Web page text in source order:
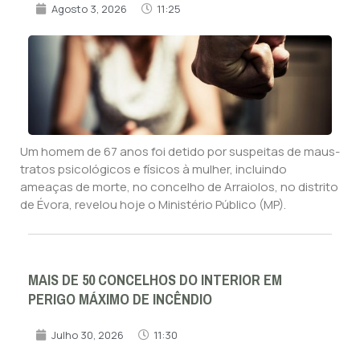
Agosto 3, 2026 11:25
Um homem de 67 anos foi detido por suspeitas de maus-
tratos psicológicos e físicos à mulher, incluindo
ameaças de morte, no concelho de Arraiolos, no distrito
de Évora, revelou hoje o Ministério Público (MP).
MAIS DE 50 CONCELHOS DO INTERIOR EM
PERIGO MÁXIMO DE INCÊNDIO
Julho 30, 2026 11:30